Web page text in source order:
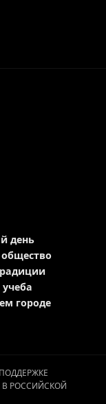
день
городе
В РОССИЙСКОЙ